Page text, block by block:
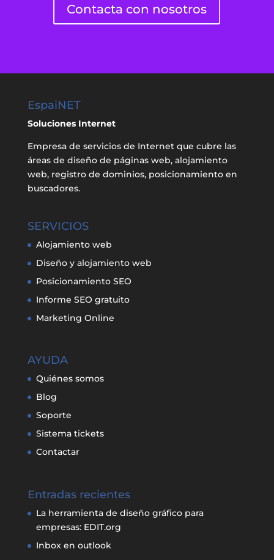
Contacta con nosotros
EspaiNET
Soluciones Internet
Empresa de servicios de Internet que cubre las
áreas de diseño de páginas web, alojamiento
web, registro de dominios, posicionamiento en
buscadores.
SERVICIOS
Alojamiento web
Diseño y alojamiento web
Posicionamiento SEO
Informe SEO gratuito
Marketing Online
AYUDA
Quiénes somos
Blog
Soporte
Sistema tickets
Contactar
Entradas recientes
La herramienta de diseño gráfico para
empresas: EDIT.org
Inbox en outlook